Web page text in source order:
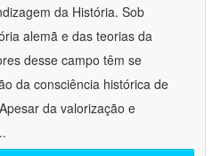
da História. Sob
alemã e das teorias da
desse campo têm se
da consciência histórica de
da valorização e